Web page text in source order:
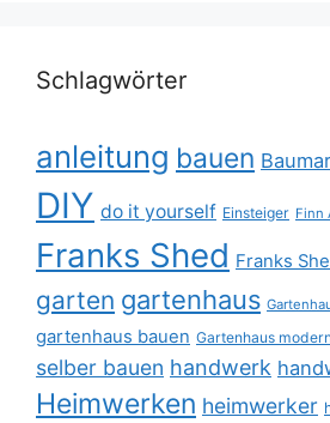
Schlagwörter
anleitung bauen
DIY do it yourself Einsteiger Finn
Franks Shed Franks
garten gartenhaus
gartenhaus bauen Gartenhaus
selber bauen handwerk
Heimwerken heimwerker